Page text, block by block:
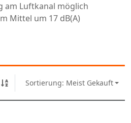
am Luftkanal möglich
Mittel um 17 dB(A)
Sortierung: Meist Gekauft